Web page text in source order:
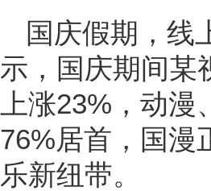
国庆假期，线
示，国庆期间某
上涨23%，动
76%居首，国漫
乐新纽带。